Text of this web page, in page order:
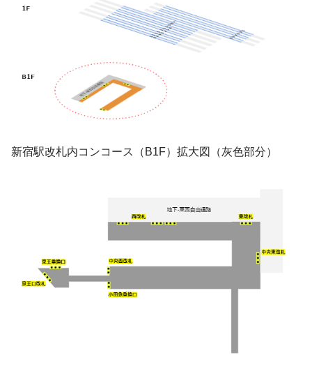
新宿駅改札内コンコース（B1F）拡大図（灰色部分）